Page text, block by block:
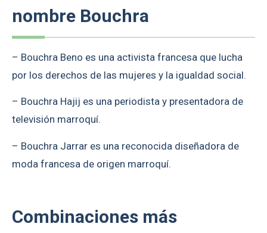
nombre Bouchra
– Bouchra Beno es una activista francesa que lucha
por los derechos de las mujeres y la igualdad social.
– Bouchra Hajij es una periodista y presentadora de
televisión marroquí.
– Bouchra Jarrar es una reconocida diseñadora de
moda francesa de origen marroquí.
Combinaciones más